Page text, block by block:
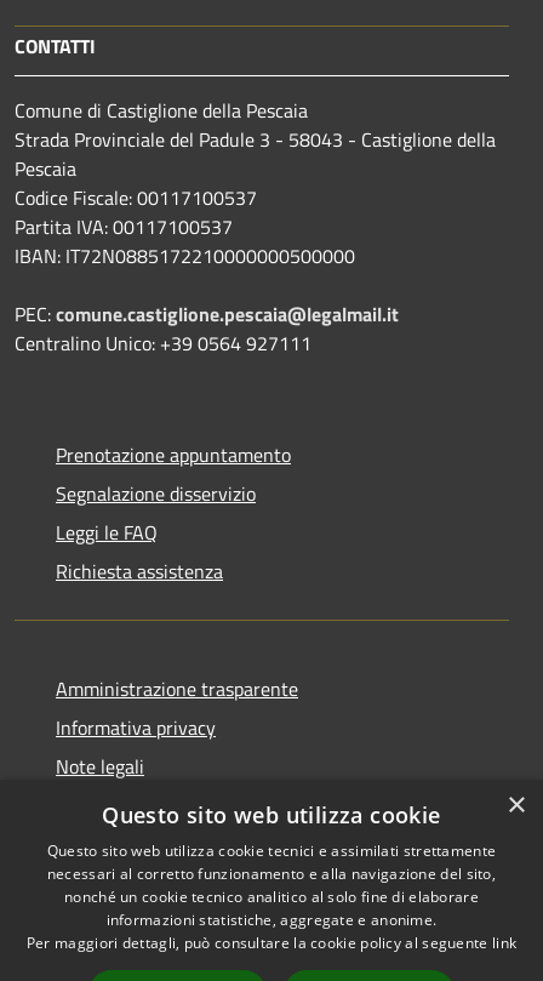
CONTATTI
Comune di Castiglione della Pescaia
Strada Provinciale del Padule 3 - 58043 - Castiglione della
Pescaia
Codice Fiscale: 00117100537
Partita IVA: 00117100537
IBAN: IT72N0885172210000000500000
PEC:comune.castiglione.pescaia@legalmail.it
Centralino Unico: +39 0564 927111
Prenotazione appuntamento
Segnalazione disservizio
Leggi le FAQ
Richiesta assistenza
Amministrazione trasparente
Informativa privacy
Note legali
Dichiarazione di accessibilità
Accessibilità
Copyright © 2026 • Comune di
Castiglione della Pescaia •
×
Questo sito web utilizza cookie
Questo sito web utilizza cookie tecnici e assimilati strettamente
necessari al corretto funzionamento e alla navigazione del sito,
nonché un cookie tecnico analitico al solo fine di elaborare
informazioni statistiche, aggregate e anonime.
Per maggiori dettagli, può consultare la cookie policy al seguente link